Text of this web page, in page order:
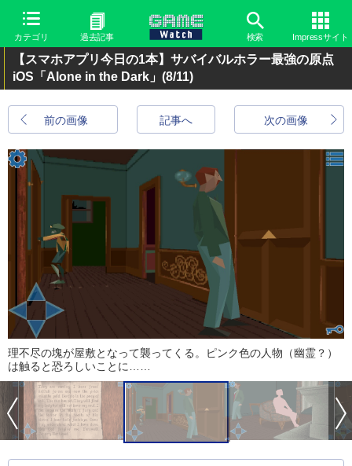
カテゴリ 過去記事 検索 Impressサイト
【スマホアプリ今日の1本】サバイバルホラー最強の原点
iOS「Alone in the Dark」 (8/11)
前の画像 次の画像
記事へ
理不尽の塊が屋敷となって襲ってくる。ピンク色の人物（幽霊？）
は触ると恐ろしいことに……